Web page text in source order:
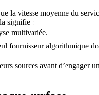
la vitesse moyenne du
signifie :
multivariée.
fournisseur algorithmique
sources avant